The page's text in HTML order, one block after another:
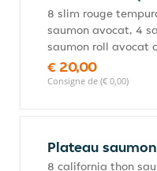
8 slim rouge
saumon avocat, 4
saumon roll avocat
€ 20,00
Consigne de (€ 0,00)
Plateau
8 california thon